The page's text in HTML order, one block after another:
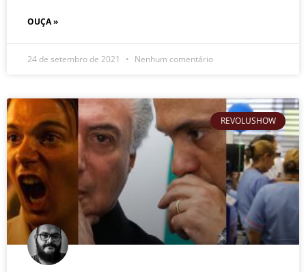
OUÇA »
24 de setembro de 2021 Nenhum comentário
REVOLUSHOW